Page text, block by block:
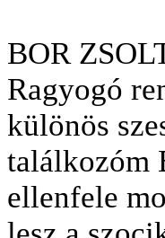
BOR
Ragyogó
különös
találkozóm
ellenfele